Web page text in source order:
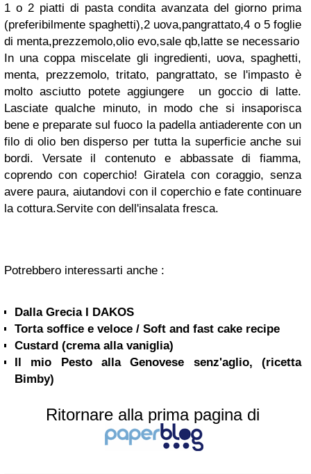
1 o 2 piatti di pasta condita avanzata del giorno prima
(preferibilmente spaghetti),2 uova,pangrattato,4 o 5 foglie
di menta,prezzemolo,olio evo,sale qb,latte se necessario
In una coppa miscelate gli ingredienti, uova, spaghetti,
menta, prezzemolo, tritato, pangrattato, se l'impasto è
molto asciutto potete aggiungere un goccio di latte.
Lasciate qualche minuto, in modo che si insaporisca
bene e preparate sul fuoco la padella antiaderente con un
filo di olio ben disperso per tutta la superficie anche sui
bordi. Versate il contenuto e abbassate di fiamma,
coprendo con coperchio! Giratela con coraggio, senza
avere paura, aiutandovi con il coperchio e fate continuare
la cottura.Servite con dell'insalata fresca.
Potrebbero interessarti anche :
Dalla Grecia I DAKOS
Torta soffice e veloce / Soft and fast cake recipe
Custard (crema alla vaniglia)
Il mio Pesto alla Genovese senz'aglio, (ricetta
Bimby)
Ritornare alla prima pagina di